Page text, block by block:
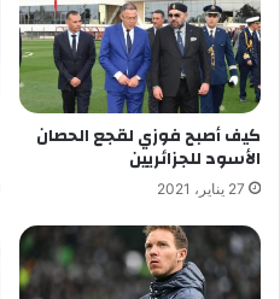
كيف أصبح فوزي لقجع الحصان
الأسود للجزائريين
27 يناير، 2021